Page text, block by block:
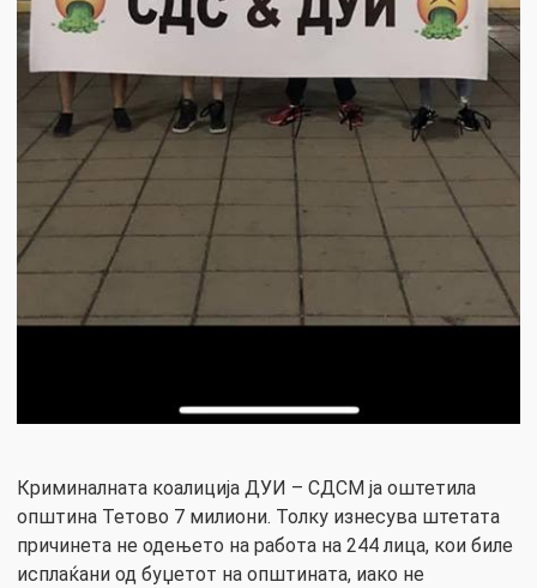
Криминалната коалиција ДУИ – СДСМ ја оштетила
општина Тетово 7 милиони. Толку изнесува штетата
причинета не одењето на работа на 244 лица, кои биле
исплаќани од буџетот на општината, иако не